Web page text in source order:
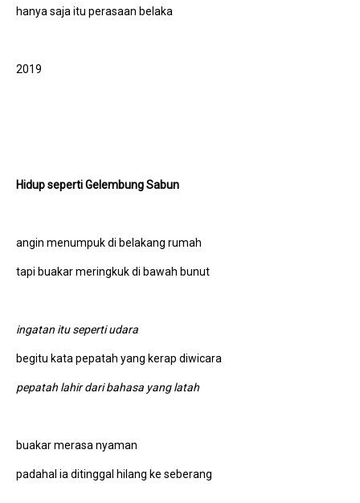
hanya saja itu perasaan belaka
2019
Hidupseperti Gelembung Sabun
angin menumpuk di belakang rumah
tapi buakar meringkuk di bawah bunut
ingatan itu seperti udara
begitu kata pepatah yang kerap diwicara
pepatah lahir dari bahasa yang latah
buakar merasa nyaman
padahal ia ditinggal hilang ke seberang